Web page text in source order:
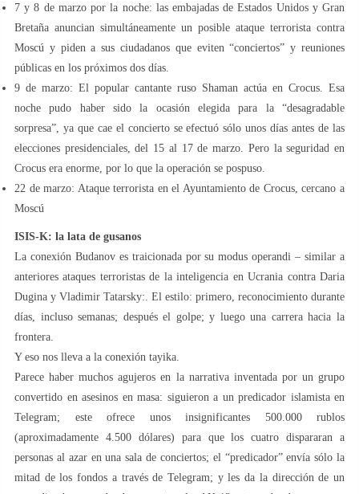
7 y 8 de marzo por la noche: las embajadas de Estados Unidos y Gran
Bretaña anuncian simultáneamente un posible ataque terrorista contra
Moscú y piden a sus ciudadanos que eviten “conciertos” y reuniones
públicas en los próximos dos días.
9 de marzo: El popular cantante ruso Shaman actúa en Crocus. Esa
noche pudo haber sido la ocasión elegida para la “desagradable
sorpresa”, ya que cae el concierto se efectuó sólo unos días antes de las
elecciones presidenciales, del 15 al 17 de marzo. Pero la seguridad en
Crocus era enorme, por lo que la operación se pospuso.
22 de marzo: Ataque terrorista en el Ayuntamiento de Crocus, cercano a
Moscú
ISIS-K: la lata de gusanos
La conexión Budanov es traicionada por su modus operandi – similar a
anteriores ataques terroristas de la inteligencia en Ucrania contra Daria
Dugina y Vladimir Tatarsky:. El estilo: primero, reconocimiento durante
días, incluso semanas; después el golpe; y luego una carrera hacia la
frontera.
Y eso nos lleva a la conexión tayika.
Parece haber muchos agujeros en la narrativa inventada por un grupo
convertido en asesinos en masa: siguieron a un predicador islamista en
Telegram; este ofrece unos insignificantes 500.000 rublos
(aproximadamente 4.500 dólares) para que los cuatro dispararan a
personas al azar en una sala de conciertos; el “predicador” envía sólo la
mitad de los fondos a través de Telegram; y les da la dirección de un